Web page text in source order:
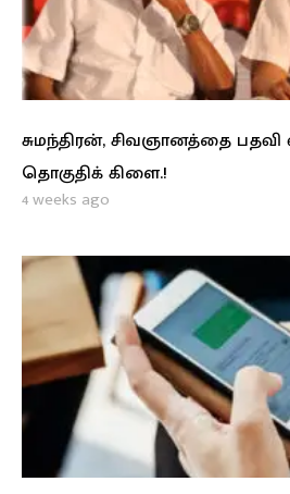
சுமந்திரன், சிவஞானத்தை
தொகுதிக் கிளை.!
4 weeks ago